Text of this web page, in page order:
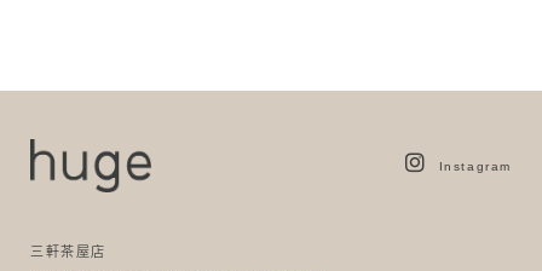
Instagram
三軒茶屋店